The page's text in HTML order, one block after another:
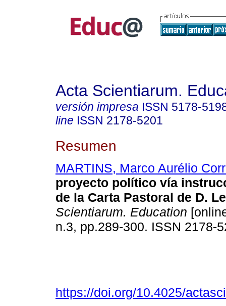
Acta Scientiarum.
versión impresa ISSN 5178-
line ISSN 2178-5201
Resumen
MARTINS, Marco Aurélio
proyecto político vía
de la Carta Pastoral de D.
Scientiarum. Education
n.3, pp.289-300. ISSN 2178-
https://doi.org/10.4025/